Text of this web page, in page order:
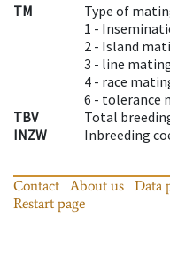
TM
Type of
1 -
2 - Island
3 - line
4 - race
6 - tolerance
TBV
Total
INZW
Inbreeding
Contact About us Data
Restart page